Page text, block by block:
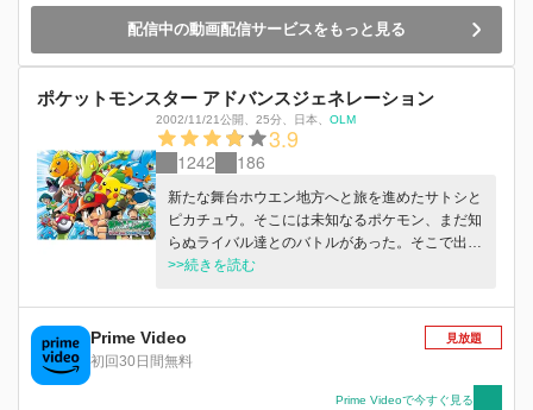
配信中の動画配信サービスをもっと見る
ポケットモンスター アドバンスジェネレーション
2002/11/21公開 25分 日本 OLM
3.9
1242 186
新たな舞台ホウエン地方へと旅を進めたサトシと
ピカチュウ。そこには未知なるポケモン、まだ知
らぬライバル達とのバトルがあった。そこで出会
ったのが、ハルカとマサトの姉弟。ハルカはトッ
と希望の旅を始める。そして一行の旅の舞台は、
一転カントー地方へ。サトシはバトルフロンティ
ア制覇を、ハルカもまたポケモンコンテストへの
>>続きを読む
Prime Video
初回30日間無料
見放題
Prime Videoで今すぐ見る